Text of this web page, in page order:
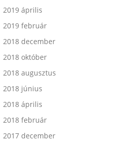
2019 április
2019 február
2018 december
2018 október
2018 augusztus
2018 június
2018 április
2018 február
2017 december